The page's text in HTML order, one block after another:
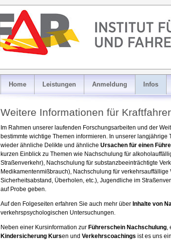
Home Leistungen Anmeldung Infos
Weitere Informationen für Kraftfahrer
Im Rahmen unserer laufenden Forschungsarbeiten und der
bestimmte wichtige Themen informieren. In unserer
wieder ähnliche Delikte und ähnliche Ursachen für einen
kurzen Einblick zu Themen wie Nachschulung für
Straßenverkehr), Nachschulung für substanzbeeinträchtigte
Medikamentenmißbrauch), Nachschulung für
Sicherheitsabstand, Überholen, etc.), Jugendliche im
auf Probe geben.
Auf den Folgeseiten erfahren Sie auch mehr über Inhalte von
verkehrspsychologischen Untersuchungen.
Neben einer Kursinformation zur Führerschein Nachschulung,
Kindersicherung Kursen und Verkehrscoachings ist es uns